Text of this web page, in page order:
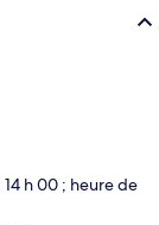
h 00 ; heure de